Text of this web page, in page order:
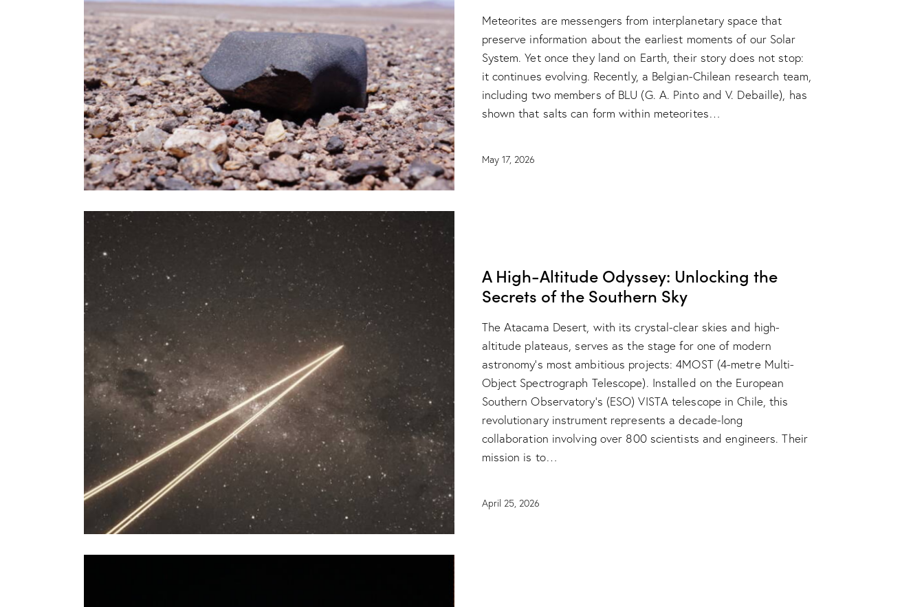
Meteorites are messengers from interplanetary space that
preserve information about the earliest moments of our Solar
System. Yet once they land on Earth, their story does not stop:
it continues evolving. Recently, a Belgian-Chilean research team,
including two members of BLU (G. A. Pinto and V. Debaille), has
shown that salts can form within meteorites…
May 17, 2026
A High-Altitude Odyssey: Unlocking the
Secrets of the Southern Sky
The Atacama Desert, with its crystal-clear skies and high-
altitude plateaus, serves as the stage for one of modern
astronomy’s most ambitious projects: 4MOST (4-metre Multi-
Object Spectrograph Telescope). Installed on the European
Southern Observatory’s (ESO) VISTA telescope in Chile, this
revolutionary instrument represents a decade-long
collaboration involving over 800 scientists and engineers. Their
mission is to…
April 25, 2026